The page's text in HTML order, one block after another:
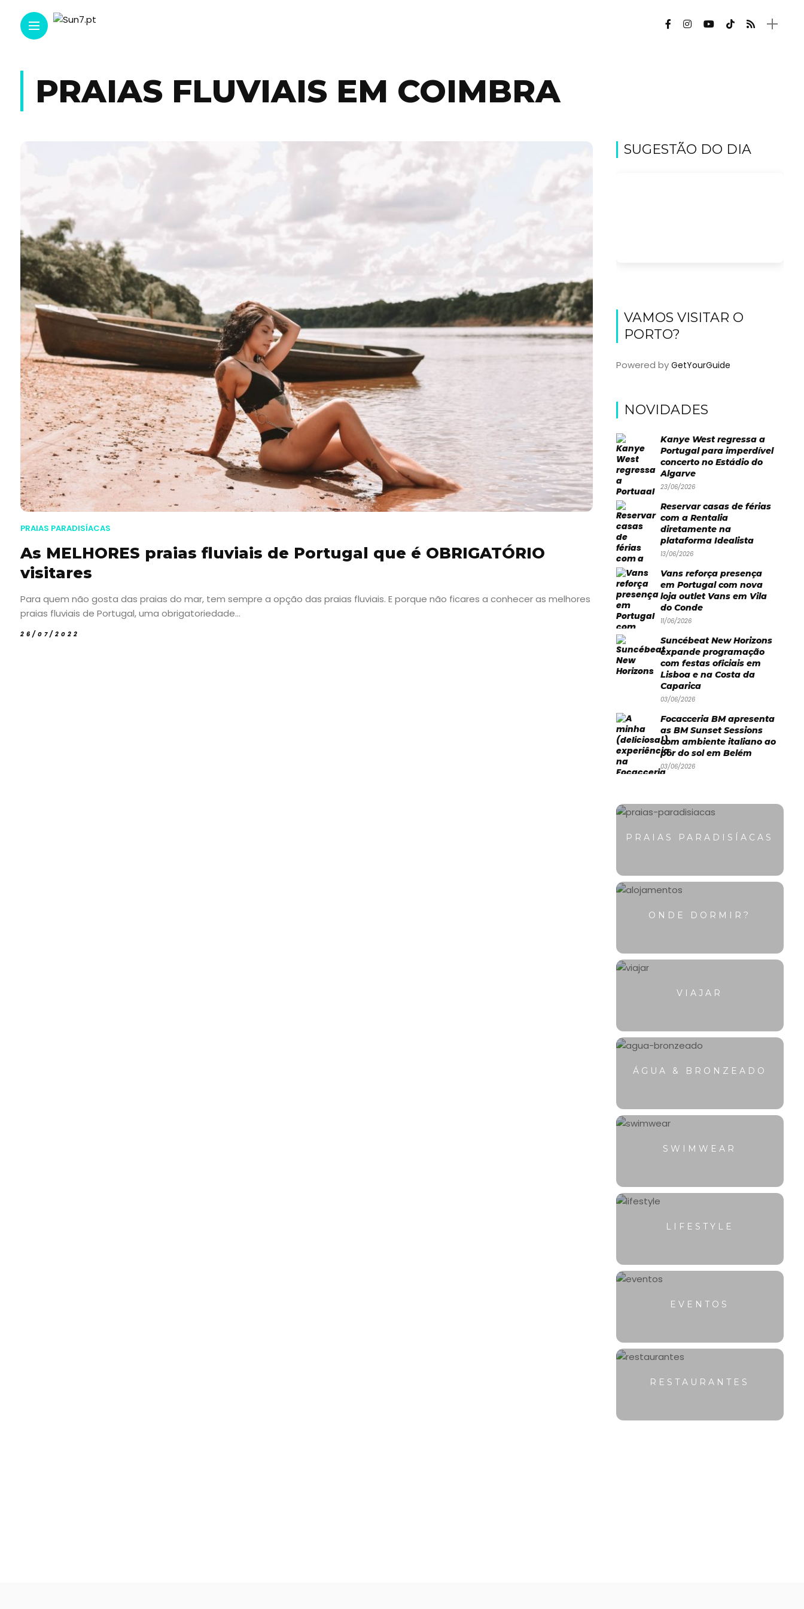
PRAIAS FLUVIAIS EM COIMBRA
PRAIAS PARADISÍACAS
As MELHORES praias fluviais de Portugal que é OBRIGATÓRIO
visitares
Para quem não gosta das praias do mar, tem sempre a opção das praias fluviais. E porque não ficares a conhecer as melhores
praias fluviais de Portugal, uma obrigatoriedade...
26/07/2022
SUGESTÃO DO DIA
VAMOS VISITAR O
PORTO?
Powered by GetYourGuide
NOVIDADES
Kanye West regressa a
Portugal para imperdível
concerto no Estádio do
Algarve
23/06/2026
Reservar casas de férias
com a Rentalia
diretamente na
plataforma Idealista
13/06/2026
Vans reforça presença
em Portugal com nova
loja outlet Vans em Vila
do Conde
11/06/2026
Suncébeat New Horizons
expande programação
com festas oficiais em
Lisboa e na Costa da
Caparica
03/06/2026
Focacceria BM apresenta
as BM Sunset Sessions
com ambiente italiano ao
pôr do sol em Belém
03/06/2026
PRAIAS PARADISÍACAS
ONDE DORMIR?
VIAJAR
ÁGUA & BRONZEADO
SWIMWEAR
LIFESTYLE
EVENTOS
RESTAURANTES